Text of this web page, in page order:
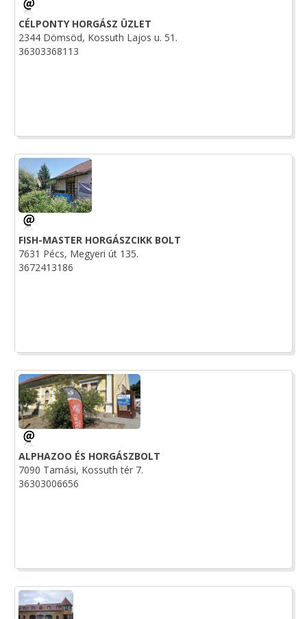
CÉLPONTY HORGÁSZ ÜZLET
2344 Dömsöd, Kossuth Lajos u. 51.
36303368113
FISH-MASTER HORGÁSZCIKK BOLT
7631 Pécs, Megyeri út 135.
3672413186
ALPHAZOO ÉS HORGÁSZBOLT
7090 Tamási, Kossuth tér 7.
36303006656